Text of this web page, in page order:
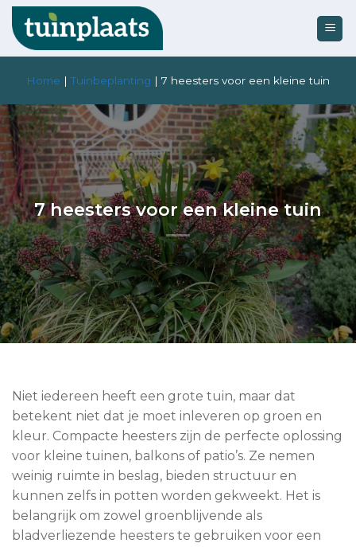
Ga
naar
inhoud
Home |Tuinbeplanting | 7 heesters voor een kleine tuin
7 heesters voor een kleine tuin
Niet iedereen heeft een grote tuin, maar dat
betekent niet dat je moet inleveren op groen en
kleur. Compacte heesters zijn de perfecte oplossing
voor kleine tuinen, balkons of patio’s. Ze nemen
weinig ruimte in beslag, bieden structuur en
kunnen zelfs in potten worden gekweekt. Het is
belangrijk om zowel groenblijvende als
bladverliezende heesters te gebruiken voor een